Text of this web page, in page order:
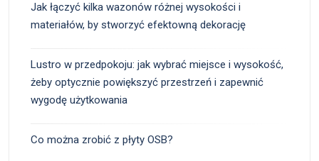
Jak łączyć kilka wazonów różnej wysokości i
materiałów, by stworzyć efektowną dekorację
Lustro w przedpokoju: jak wybrać miejsce i wysokość,
żeby optycznie powiększyć przestrzeń i zapewnić
wygodę użytkowania
Co można zrobić z płyty OSB?